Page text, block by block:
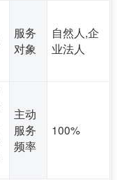
服务
对象
自然人,企
业法人
主动
服务
频率
100%